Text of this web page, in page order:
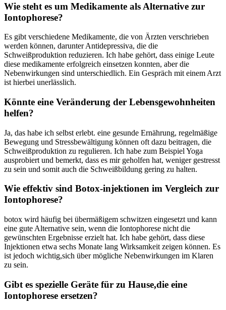
Wie steht es um Medikamente ⁢als Alternative zur
Iontophorese?
Es gibt verschiedene Medikamente, die ‌von Ärzten verschrieben
werden können, darunter⁤ Antidepressiva, die die
Schweißproduktion reduzieren. Ich habe gehört, ⁤dass einige Leute
diese medikamente⁢ erfolgreich einsetzen konnten, aber die
Nebenwirkungen sind unterschiedlich.‌ Ein Gespräch‌ mit einem Arzt
ist ‍hierbei unerlässlich.
Könnte eine Veränderung der Lebensgewohnheiten
helfen?
Ja, das habe ich selbst erlebt. ⁣eine gesunde Ernährung, regelmäßige
Bewegung ⁣und Stressbewältigung können oft dazu beitragen, die
Schweißproduktion zu regulieren. Ich habe zum Beispiel Yoga
‍ausprobiert und bemerkt, dass⁤ es mir geholfen ​hat, ⁤weniger gestresst
zu‍ sein und somit auch die Schweißbildung gering zu halten.
Wie⁣ effektiv sind Botox-injektionen im Vergleich zur
Iontophorese?
botox wird häufig ⁤bei übermäßigem schwitzen eingesetzt und kann
eine gute Alternative sein, wenn die Iontophorese nicht die
gewünschten Ergebnisse erzielt hat. Ich habe gehört, ‍dass diese
Injektionen‌ etwa sechs Monate lang Wirksamkeit​ zeigen ⁣können. Es
ist jedoch wichtig,sich über mögliche ⁢Nebenwirkungen im Klaren
zu sein.
Gibt es spezielle Geräte für zu Hause,die eine
‌Iontophorese ersetzen?